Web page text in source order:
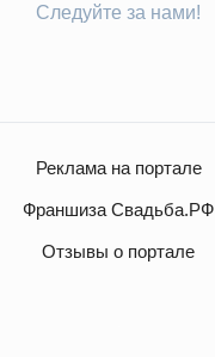
Следуйте за нами!
Реклама на портале
Франшиза Свадьба.РФ
Отзывы о портале